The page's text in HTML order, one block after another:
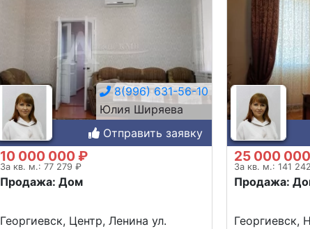
8(996) 631-56-10
Юлия Ширяева
Отправить заявку
10 000 000 ₽
За кв. м.: 77 279 ₽
Продажа: Дом
Георгиевск, Центр, Ленина ул.
25 000
За кв. м.: 141
Продажа:
Георгиевск,